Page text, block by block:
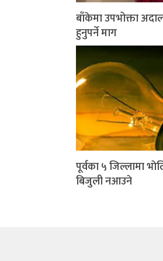
बाँकेमा उपभोक्ता
हुनुपर्ने माग
पूर्वका ५ जिल्लामा
बिजुली नआउने